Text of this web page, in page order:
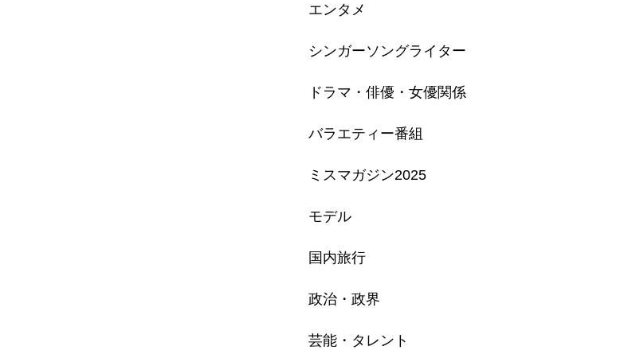
エンタメ
シンガーソングライター
ドラマ・俳優・女優関係
バラエティー番組
ミスマガジン2025
モデル
国内旅行
政治・政界
芸能・タレント